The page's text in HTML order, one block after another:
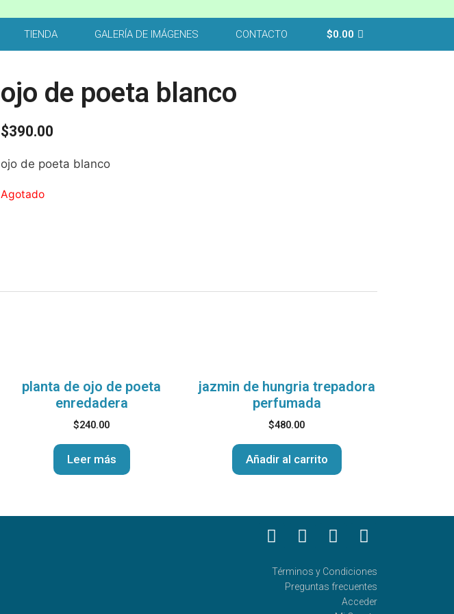
TIENDA GALERÍA DE IMÁGENES CONTACTO $0.00
ojo de poeta blanco
$390.00
ojo de poeta blanco
Agotado
planta de ojo de poeta
enredadera
$240.00
Leer más
jazmin de hungria trepadora
perfumada
$480.00
Añadir al carrito
Términos y Condiciones
Preguntas frecuentes
Acceder